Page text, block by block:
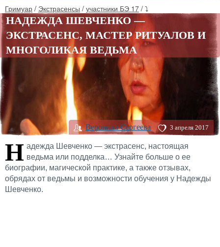
Гримуар / Экстрасенсы / участники БЭ 17 / ⤵
НАДЕЖДА ШЕВЧЕНКО —
ЭКСТРАСЕНС, МАСТЕР РИТУАЛОВ И
МНОГОЛИКАЯ ВЕДЬМА
Вероника Сергеева 3 апреля 2017
Н адежда Шевченко — экстрасенс, настоящая
ведьма или подделка… Узнайте больше о ее
биографии, магической практике, а также отзывах,
обрядах от ведьмы и возможности обучения у Надежды
Шевченко.